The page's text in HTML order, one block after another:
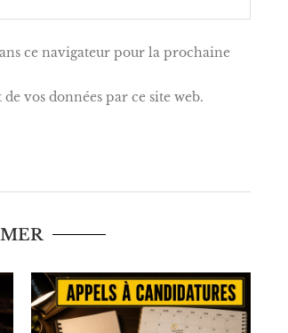
ce navigateur pour la prochaine
vos données par ce site web.